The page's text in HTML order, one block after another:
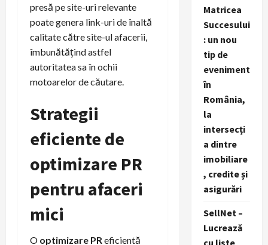
presă pe site-uri relevante
poate genera link-uri de înaltă
calitate către site-ul afacerii,
îmbunătățind astfel
autoritatea sa în ochii
motoarelor de căutare.
Strategii
eficiente de
optimizare PR
pentru afaceri
mici
O optimizare PReficientă
Matricea
Succesului
: un nou
tip de
eveniment
în
România,
la
intersecți
a dintre
imobiliare
, credite și
asigurări
SellNet –
Lucrează
cu liste